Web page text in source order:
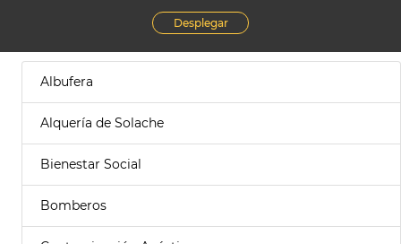
Desplegar
Albufera
Alquería de Solache
Bienestar Social
Bomberos